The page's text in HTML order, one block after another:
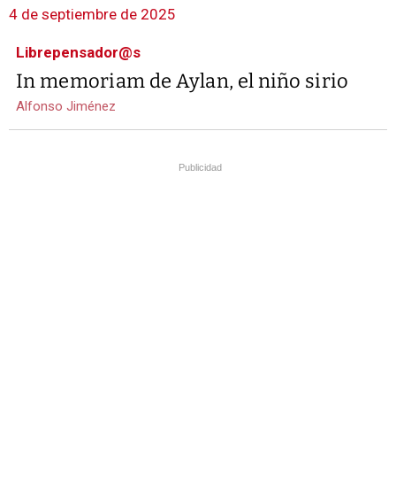
4 de septiembre de 2025
Librepensador@s
In memoriam de Aylan, el niño sirio
Alfonso Jiménez
Publicidad